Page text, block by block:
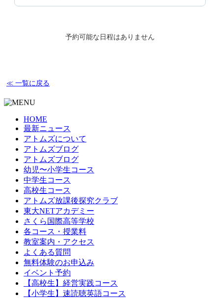
予約可能な日程はありません
≪ 一覧に戻る
HOME
最新ニュース
アトムズについて
アトムズブログ
アトムズブログ
幼児〜小学生コース
中学生コース
高校生コース
アトムズ放課後探究クラブ
東大NETアカデミー
さくら国際高等学校
各コース・授業料
教室案内・アクセス
よくある質問
無料体験のお申込み
イベント予約
【高校生】経営実践コース
【小学生】速読聴英語コース